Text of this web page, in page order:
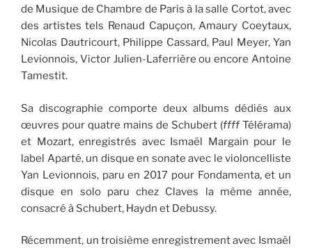
de Musique de Chambre de Paris à la salle Cortot, avec
des artistes tels Renaud Capuçon, Amaury Coeytaux,
Nicolas Dautricourt, Philippe Cassard, Paul Meyer, Yan
Levionnois, Victor Julien-Laferrière ou encore Antoine
Tamestit.
Sa discographie comporte deux albums dédiés aux
œuvres pour quatre mains de Schubert (ffffTélérama)
et Mozart, enregistrés avec Ismaël Margain pour le
label Aparté, un disque en sonate avec le violoncelliste
Yan Levionnois, paru en 2017 pour Fondamenta, et un
disque en solo paru chez Claves la même année,
consacré à Schubert, Haydn et Debussy.
Récemment, un troisième enregistrement avec Ismaël